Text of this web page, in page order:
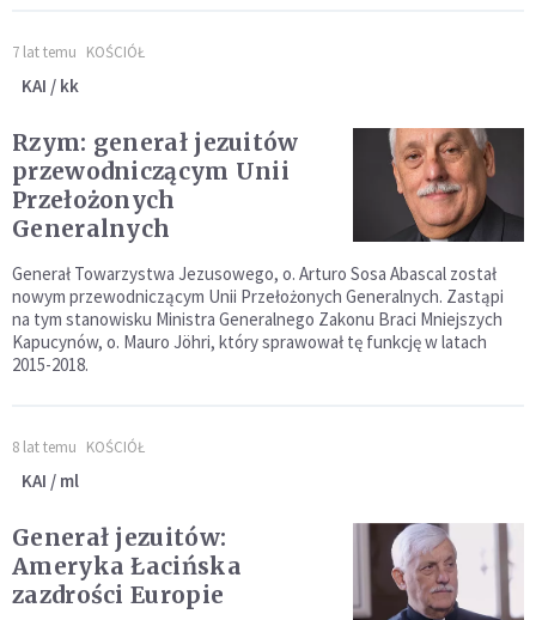
7 lat temu KOŚCIÓŁ
KAI / kk
Rzym: generał jezuitów
przewodniczącym Unii
Przełożonych
Generalnych
Generał Towarzystwa Jezusowego, o. Arturo Sosa Abascal został
nowym przewodniczącym Unii Przełożonych Generalnych. Zastąpi
na tym stanowisku Ministra Generalnego Zakonu Braci Mniejszych
Kapucynów, o. Mauro Jöhri, który sprawował tę funkcję w latach
2015-2018.
8 lat temu KOŚCIÓŁ
KAI / ml
Generał jezuitów:
Ameryka Łacińska
zazdrości Europie